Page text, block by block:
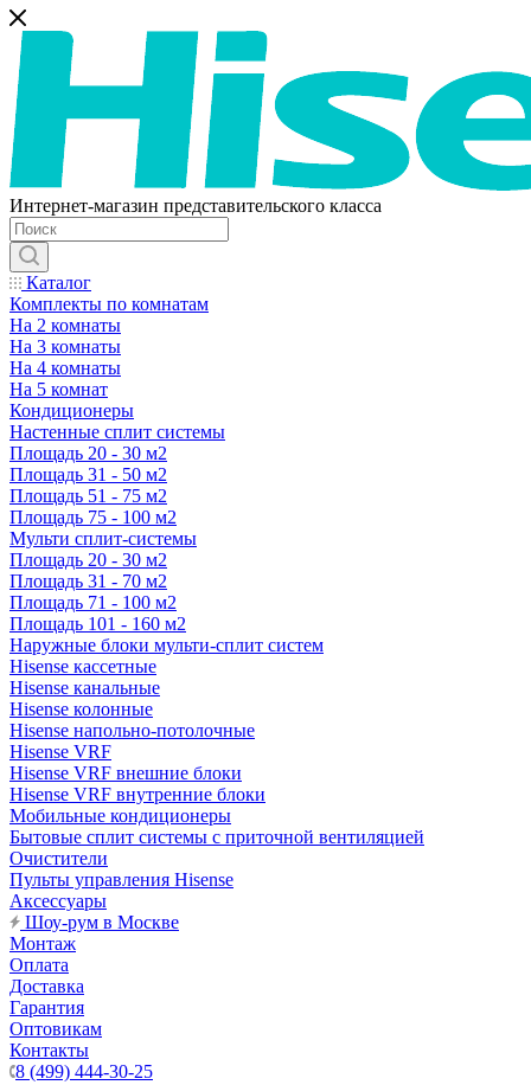
Интернет-магазин представительского класса
Каталог
Комплекты по комнатам
На 2 комнаты
На 3 комнаты
На 4 комнаты
На 5 комнат
Кондиционеры
Настенные сплит системы
Площадь 20 - 30 м2
Площадь 31 - 50 м2
Площадь 51 - 75 м2
Площадь 75 - 100 м2
Мульти сплит-системы
Площадь 20 - 30 м2
Площадь 31 - 70 м2
Площадь 71 - 100 м2
Площадь 101 - 160 м2
Наружные блоки мульти-сплит систем
Hisense кассетные
Hisense канальные
Hisense колонные
Hisense напольно-потолочные
Hisense VRF
Hisense VRF внешние блоки
Hisense VRF внутренние блоки
Мобильные кондиционеры
Бытовые сплит системы с приточной вентиляцией
Очистители
Пульты управления Hisense
Аксессуары
Шоу-рум в Москве
Монтаж
Оплата
Доставка
Гарантия
Оптовикам
Контакты
8 (499) 444-30-25